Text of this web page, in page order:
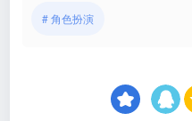
# 角色扮演